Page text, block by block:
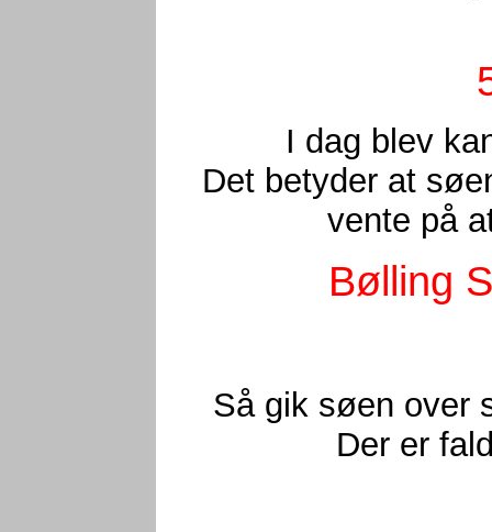
I dag blev
Det betyder at
vente på
Bølling
Så gik søen over
Der er